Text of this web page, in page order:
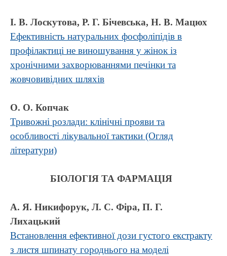
І. В. Лоскутова, Р. Г. Бічевська, Н. В. Мацюх
Ефективність натуральних фосфоліпідів в
профілактиці не виношування у жінок із
хронічними захворюваннями печінки та
жовчовивідних шляхів
О. О. Копчак
Тривожні розлади: клінічні прояви та
особливості лікувальної тактики (Огляд
літератури)
БІОЛОГІЯ ТА ФАРМАЦІЯ
А. Я. Никифорук, Л. С. Фіра, П. Г.
Лихацький
Встановлення ефективної дози густого екстракту
з листя шпинату городнього на моделі